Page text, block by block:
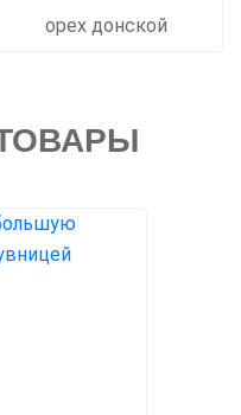
орех донской